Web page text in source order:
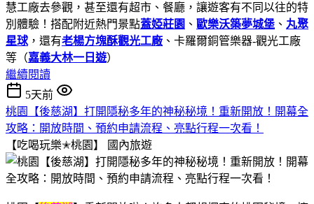
慧工廠去參觀，甚至還有超市、餐廳，讓遊客有不同以往的特
別體驗！搭配附近熱門景點蓋婭莊園 、 歐樂沃築夢城堡 、 丸聚
星球 ，還有老楊方塊酥觀光工廠 、卡羅爾銅管樂器-觀光工廠
等（嘉義大林一日遊）
繼續閱讀
5天前
桃園【後慈湖】打開隱秘多年的神秘秘境！重新開放！開幕全
攻略：開放時間、預約申請流程、亮點行程一次看！
【吃喝玩樂✭桃園】
國內旅遊